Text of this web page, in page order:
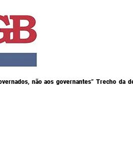
não aos governantes” Trecho da